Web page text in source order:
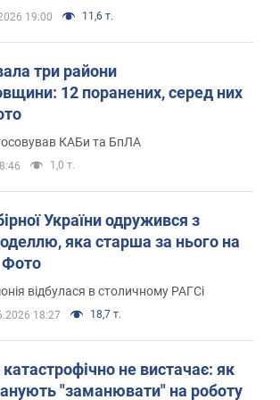
19:00 11,6 т.
три райони
12 поранених, серед них
КАБи та БпЛА
1,0 т.
України одружився з
яка старша за нього на
Фото
відбулася в столичному РАГСі
18:27 18,7 т.
не вистачає: як
"заманювати" на роботу